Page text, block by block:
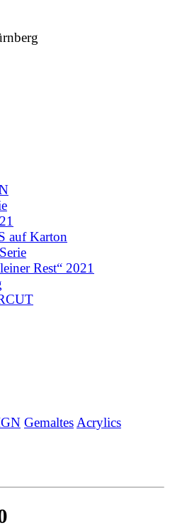
auf Karton
Rest“ 2021
Gemaltes Acrylics